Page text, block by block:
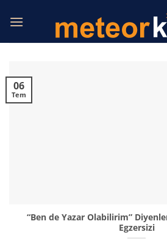
atla
“Ben de Yazar Olabilirim”
Egzersizi
06
Tem